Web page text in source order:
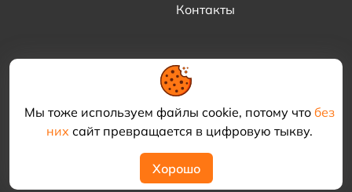
Мы тоже используем файлы cookie, потому что без
нихсайт превращается в цифровую тыкву.
Хорошо
Контакты
© 2021–2026 «Академия КриоФрост»